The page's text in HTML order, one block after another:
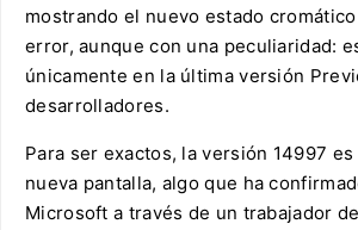
mostrando el nuevo estado
error, aunque con una peculiaridad:
únicamente en la última versión
desarrolladores.
Para ser exactos, la versión 14997
nueva pantalla, algo que ha
Microsoft a través de un trabajador